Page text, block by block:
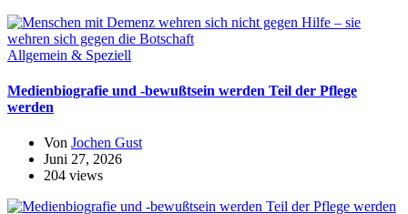
Allgemein & Speziell
Medienbiografie und -bewußtsein werden Teil der Pflege
werden
Von Jochen Gust
Juni 27, 2026
204 views